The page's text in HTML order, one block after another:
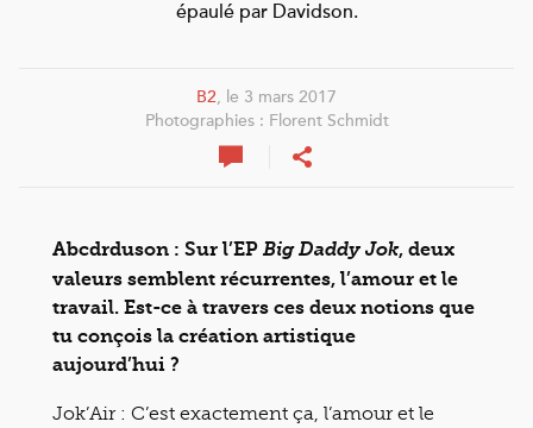
épaulé par Davidson.
B2, le 3 mars 2017
Photographies : Florent Schmidt
Abcdrduson : Sur l’EP Big Daddy Jok, deux
valeurs semblent récurrentes, l’amour et le
travail. Est-ce à travers ces deux notions que
tu conçois la création artistique
aujourd’hui ?
Jok’Air : C’est exactement ça, l’amour et le